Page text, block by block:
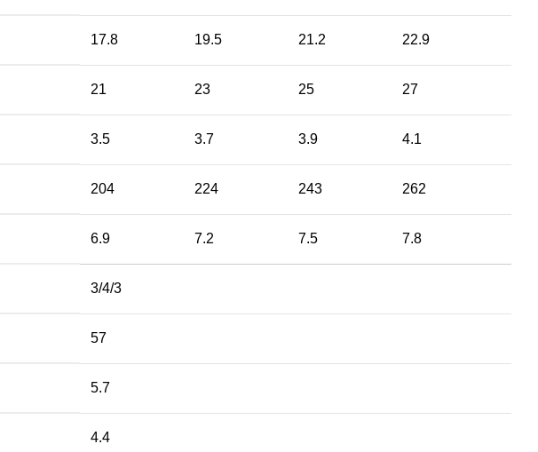
17.8 19.5 21.2 22.9
21 23 25 27
3.5 3.7 3.9 4.1
204 224 243 262
6.9 7.2 7.5 7.8
3/4/3
57
5.7
4.4